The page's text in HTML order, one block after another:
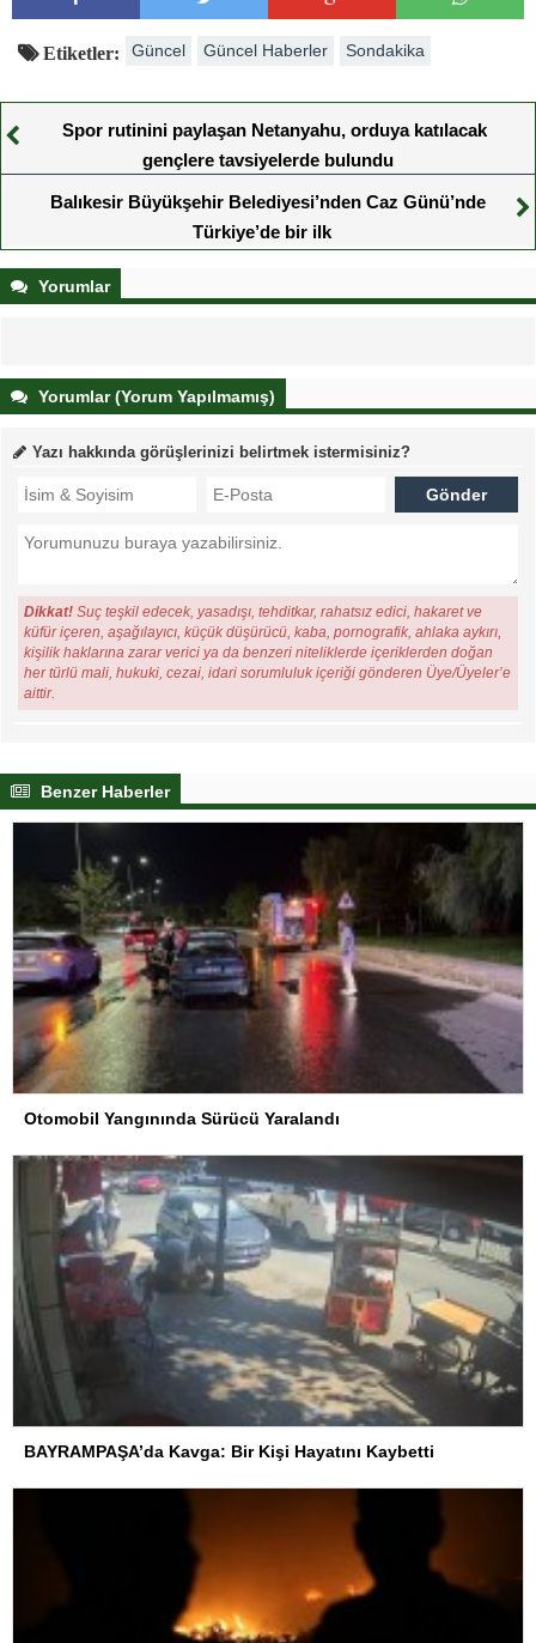
Etiketler: Güncel Güncel Haberler Sondakika
Spor rutinini paylaşan Netanyahu, orduya katılacak
gençlere tavsiyelerde bulundu
Balıkesir Büyükşehir Belediyesi’nden Caz Günü’nde
Türkiye’de bir ilk
Yorumlar
Yorumlar (Yorum Yapılmamış)
Yazı hakkında görüşlerinizi belirtmek istermisiniz?
Dikkat! Suç teşkil edecek, yasadışı, tehditkar, rahatsız edici, hakaret ve
küfür içeren, aşağılayıcı, küçük düşürücü, kaba, pornografik, ahlaka aykırı,
kişilik haklarına zarar verici ya da benzeri niteliklerde içeriklerden doğan
her türlü mali, hukuki, cezai, idari sorumluluk içeriği gönderen Üye/Üyeler’e
aittir.
Benzer Haberler
Otomobil Yangınında Sürücü Yaralandı
BAYRAMPAŞA’da Kavga: Bir Kişi Hayatını Kaybetti